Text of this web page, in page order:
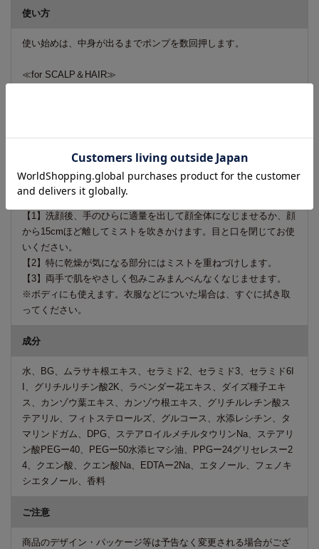
使い方
使い始めは、中身が出るまでポンプを数回押します。
≪for SCALP＆HAIR≫
す。10プッシュが目安
【3】指の腹で地肌をやさしくなじませます。
≪for SKIN＆BODY≫
【1】洗顔後、手のひらに適量を出して顔全体になじませるか、顔
から15cmほど離してミストを吹きかけます。目と口を閉じてお使
いください。
【2】特に乾燥が気になる部分にはミストを重ねづけします。
【3】両手で肌をやさしく包みこみまんべんなくなじませます。
※ボディにも使えます。衣服などについた場合は、すぐに拭き取
ってください。
成分
水、BG、ムラサキ根エキス、セラミド2、セラミド3、セラミド6I
I、グリチルリチン酸2K、ラベンダー花エキス、ダイズ種子エキ
ス、カンゾウ葉エキス、カンゾウ根エキス、グリチルレチン酸ス
テアリル、フィトステロールズ、グルコース、水添レシチン、タ
マリンドガム、DPG、ステアロイルメチルタウリンNa、ステアリ
ン酸PEGー40、PEGー50水添ヒマシ油、PPGー24グリセレスー2
4、クエン酸、クエン酸Na、EDTAー2Na、エタノール、フェノキ
シエタノール、香料
ご注意
商品のデザイン・パッケージ等は予告なく変更される場合がござ